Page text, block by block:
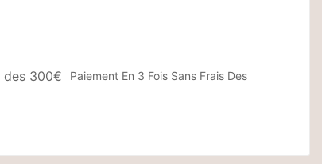
Paiement En 3 Fois Sans Frais Des